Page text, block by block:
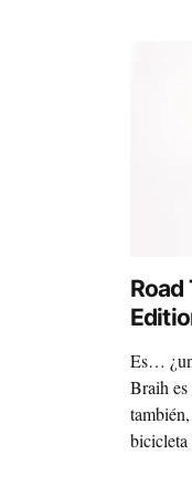
Road
Es…
Braih es
bicicleta